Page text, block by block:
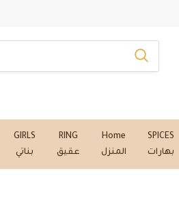
GIRLS
بناتي
RING
عقيق
Home
المنزل
SPICES
بهارات